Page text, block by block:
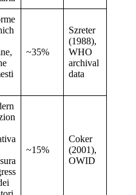
~35%
Szreter
(1988),
WHO
archival
data
~15%
Coker
(2001),
OWID